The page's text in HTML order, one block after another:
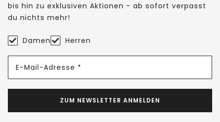
bis hin zu exklusiven Aktionen - ab sofort verpasst
du nichts mehr!
Damen Herren
E-Mail-Adresse *
ZUM NEWSLETTER ANMELDEN